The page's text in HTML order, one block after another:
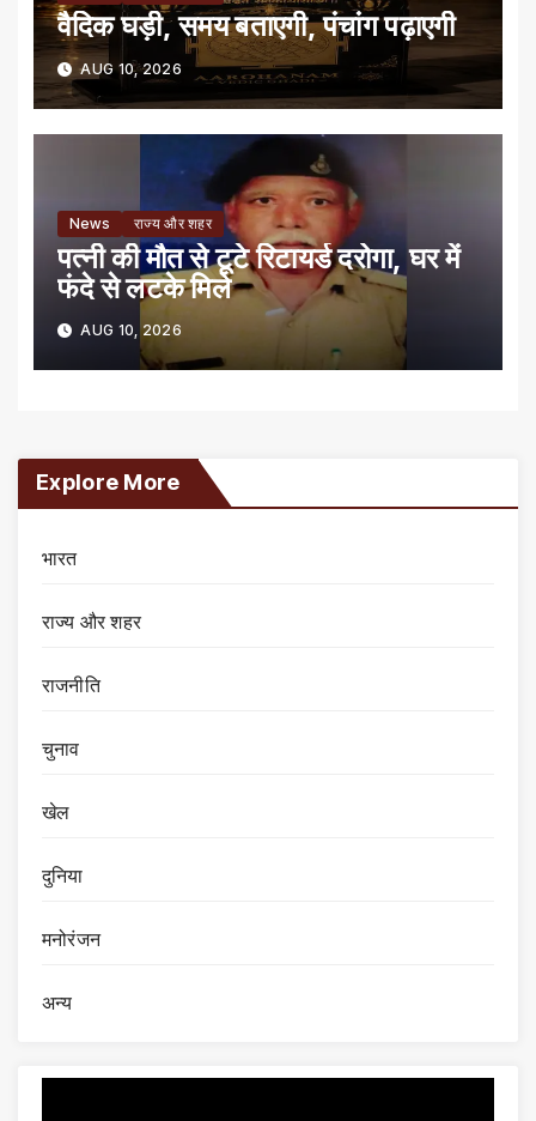
वैदिक घड़ी, समय बताएगी, पंचांग पढ़ाएगी
AUG 10, 2026
News राज्य और शहर
पत्नी की मौत से टूटे रिटायर्ड दरोगा, घर में
फंदे से लटके मिले
AUG 10, 2026
Explore More
भारत
राज्य और शहर
राजनीति
चुनाव
खेल
दुनिया
मनोरंजन
अन्य